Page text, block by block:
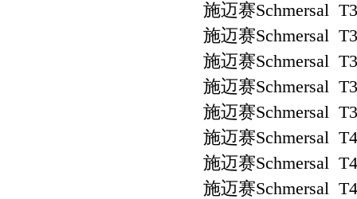
施迈赛Schmersal
施迈赛Schmersal
施迈赛Schmersal
施迈赛Schmersal
施迈赛Schmersal
施迈赛Schmersal
施迈赛Schmersal
施迈赛Schmersal